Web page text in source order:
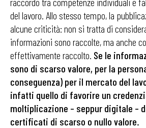
del lavoro. Allo stesso tempo, la
alcune criticità: non si tratta di
informazioni sono raccolte, ma anche
effettivamente raccolto. Se le
sono di scarso valore, per la
conseguenza) per il mercato del
infatti quello di favorire un
moltiplicazione – seppur digitale –
certificati di scarso o nullo valore.